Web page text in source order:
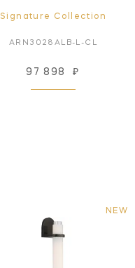
Signature Collection
ARN3028ALB-L-CL
97 898 ₽
NEW